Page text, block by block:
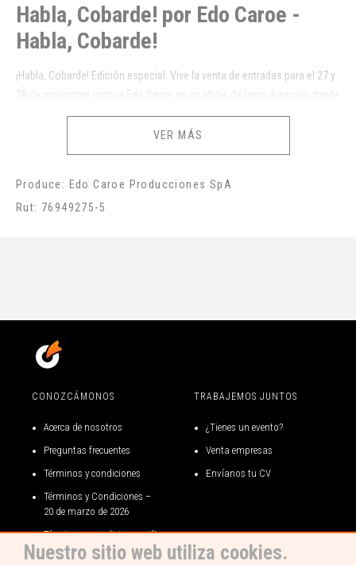
Habla, Cobarde! por Edo Caroe -
Habla, Cobarde!
¡Habla, Cobarde! Edición especial: Vive la venta de entradas para el 27 y
solamente se improvisa e interactúa con el público. ¿Te lo vas a perder?
que respalden la compra de una manera confiable, al comprar en
VER MÁS
Produce: Edo Caroe Producciones SpA
Rut: 76949275-5
Nuestro sitio web utiliza cookies.
CONOZCÁMONOS
Acerca de nosotros
Preguntas frecuentes
Términos y condiciones
Términos y Condiciones –
20 de marzo de 2026
Términos y condiciones gift
card
TRABAJEMOS JUNTOS
¿Tienes un evento?
Venta empresas
Envíanos tu CV